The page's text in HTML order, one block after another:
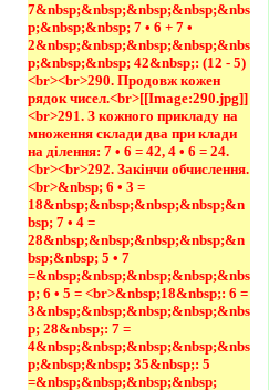
7&nbsp;&nbsp;&nbsp;&nbsp;&nbs
p;&nbsp;&nbsp; 7 • 6 + 7 •
2&nbsp;&nbsp;&nbsp;&nbsp;&nbs
p;&nbsp;&nbsp; 42&nbsp;: (12 - 5)
<br><br>290. Продовж кожен
рядок чисел.<br>[[Image:290.jpg]]
<br>291. З кожного прикладу на
множення склади два при клади
на ділення: 7 • 6 = 42, 4 • 6 = 24.
<br><br>292. Закінчи обчислення.
<br>&nbsp; 6 • 3 =
18&nbsp;&nbsp;&nbsp;&nbsp;&n
bsp; 7 • 4 =
28&nbsp;&nbsp;&nbsp;&nbsp;&n
bsp;&nbsp; 5 • 7
=&nbsp;&nbsp;&nbsp;&nbsp;&nbs
p; 6 • 5 = <br>&nbsp;18&nbsp;: 6 =
3&nbsp;&nbsp;&nbsp;&nbsp;&nbs
p; 28&nbsp;: 7 =
4&nbsp;&nbsp;&nbsp;&nbsp;&nbs
p;&nbsp;&nbsp; 35&nbsp;: 5
=&nbsp;&nbsp;&nbsp;&nbsp;